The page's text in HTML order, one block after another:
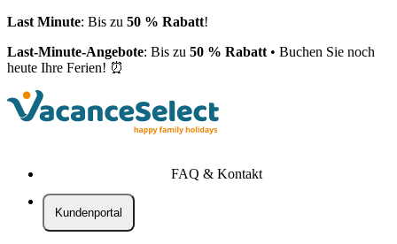
Last Minute: Bis zu 50 % Rabatt!
Last-Minute-Angebote: Bis zu 50 % Rabatt • Buchen Sie noch
heute Ihre Ferien! ⏰
FAQ & Kontakt
Kundenportal